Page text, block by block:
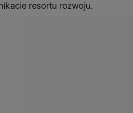
resortu rozwoju.